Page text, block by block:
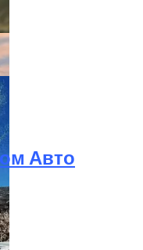
Авто